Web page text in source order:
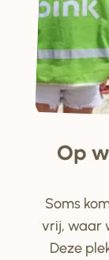
Op
Soms
vrij, waar
Deze